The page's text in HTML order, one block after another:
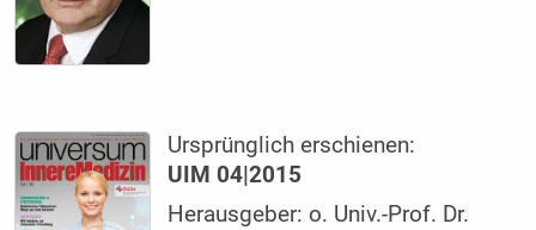
Ursprünglich erschienen:
UIM 04|2015
Herausgeber: o. Univ.-Prof. Dr.